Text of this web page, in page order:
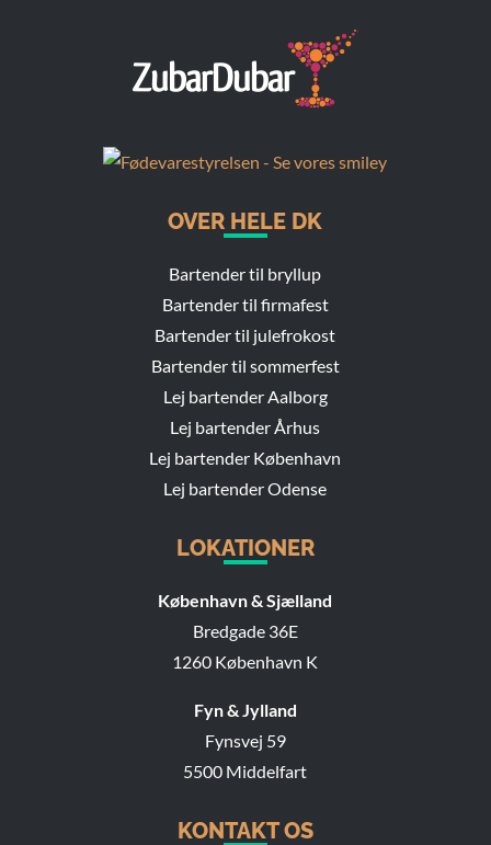
OVER HELE DK
Bartender til bryllup
Bartender til firmafest
Bartender til julefrokost
Bartender til sommerfest
Lej bartender Aalborg
Lej bartender Århus
Lej bartender København
Lej bartender Odense
LOKATIONER
København & Sjælland
Bredgade 36E
1260 København K
Fyn & Jylland
Fynsvej 59
5500 Middelfart
KONTAKT OS